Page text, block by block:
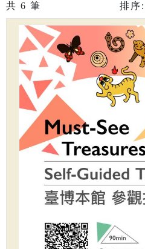
共 6 筆 排序: